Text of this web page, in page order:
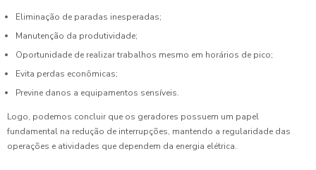
Eliminação de paradas inesperadas;
Manutenção da produtividade;
Oportunidade de realizar trabalhos mesmo em horários de pico;
Evita perdas econômicas;
Previne danos a equipamentos sensíveis.
Logo, podemos concluir que os geradores possuem um papel
fundamental na redução de interrupções, mantendo a regularidade das
operações e atividades que dependem da energia elétrica.